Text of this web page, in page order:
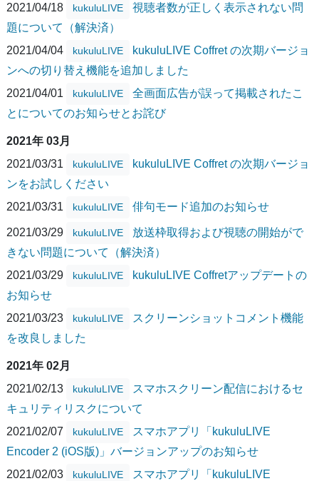
2021/04/18 kukuluLIVE
視聴者数が正しく表示されない問
題について（解決済）
2021/04/04
kukuluLIVE
kukuluLIVE Coffret の次期バージョ
ンへの切り替え機能を追加しました
2021/04/01
kukuluLIVE
全画面広告が誤って掲載されたこ
とについてのお知らせとお詫び
2021年 03月
2021/03/31
kukuluLIVE
kukuluLIVE Coffret の次期バージョ
ンをお試しください
2021/03/31
kukuluLIVE 俳句モード追加のお知らせ
2021/03/29 kukuluLIVE
放送枠取得および視聴の開始がで
きない問題について（解決済）
2021/03/29
kukuluLIVE
kukuluLIVE Coffretアップデートの
お知らせ
2021/03/23
kukuluLIVE
スクリーンショットコメント機能
を改良しました
2021年 02月
2021/02/13
kukuluLIVE
スマホスクリーン配信におけるセ
キュリティリスクについて
2021/02/07
kukuluLIVE
スマホアプリ「kukuluLIVE
Encoder 2 (iOS版)」バージョンアップのお知らせ
2021/02/03
kukuluLIVE
スマホアプリ「kukuluLIVE